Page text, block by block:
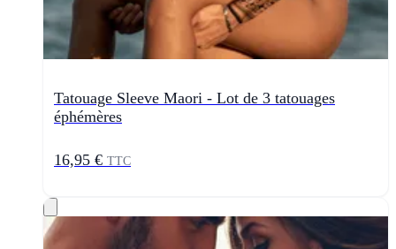
Tatouage Sleeve Maori - Lot de 3 tatouages
éphémères
16,95 € TTC